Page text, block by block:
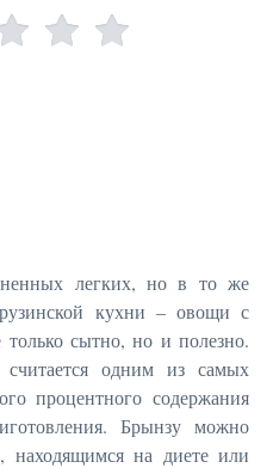
легких, но в то же
кухни – овощи с
сытно, но и полезно.
одним из самых
процентного содержания
Брынзу можно
находящимся на диете или